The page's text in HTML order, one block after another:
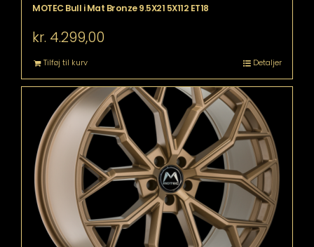
MOTEC Bull i Mat Bronze 9.5X21 5X112 ET18
kr. 4.299,00
Tilføj til kurv Detaljer